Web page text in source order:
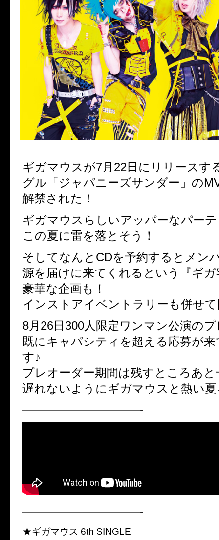
ギガマウスが7月22日にリリースす
グル「ジャパニーズサンダー」の
解禁された！
ギガマウスらしいアッパーなパー
この夏に雷を落とそう！
そしてなんとCDを予約するとメン
源を届けに来てくれるという『ギ
豪華な企画も！
インストアイベントラリーも併せ
8月26日300人限定ワンマン公演の
既にキャパシティを超える応募が
す♪
プレオーダー期間は残すところあと
遅れないようにギガマウスと熱い
——————————-
——————————-
★ギガマウス 6th SINGLE